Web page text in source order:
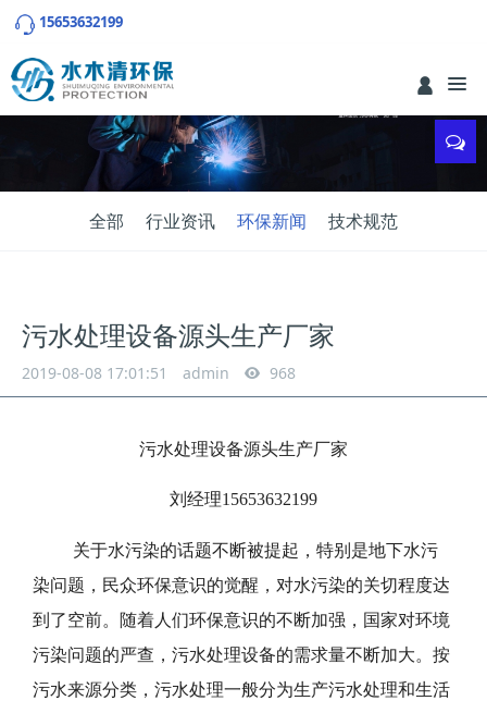
15653632199
全部 行业资讯 环保新闻 技术规范
污水处理设备源头生产厂家
2019-08-08 17:01:51 admin 968
污水处理设备源头生产厂家
刘经理15653632199
关于水污染的话题不断被提起，特别是地下水污
染问题，民众环保意识的觉醒，对水污染的关切程度达
到了空前。随着人们环保意识的不断加强，国家对环境
污染问题的严查，污水处理设备的需求量不断加大。按
污水来源分类，污水处理一般分为生产污水处理和生活